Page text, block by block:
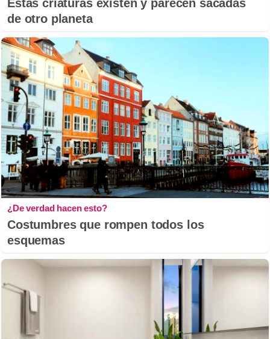
Estas criaturas existen y parecen sacadas
de otro planeta
¿De verdad hacen esto?
Costumbres que rompen todos los
esquemas